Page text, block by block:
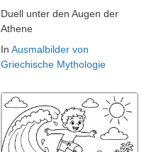
Duell unter den Augen der
Athene
In Ausmalbilder von
Griechische Mythologie